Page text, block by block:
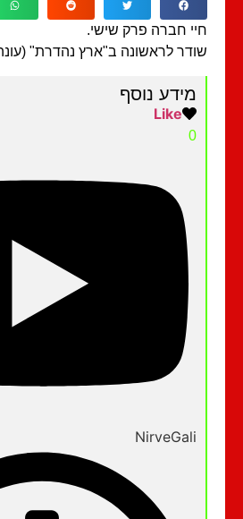
חברה פרק שישי.
לראשונה ב"ארץ נהדרת" (עונה 15)
מידע נוסף
NirveGali